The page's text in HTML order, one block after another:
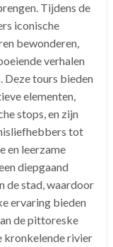
Tijdens de
iconische
bewonderen,
verhalen
Deze tours bieden
elementen,
stops, en zijn
tot
en leerzame
diepgaand
de stad, waardoor
ervaring bieden
de pittoreske
kronkelende rivier